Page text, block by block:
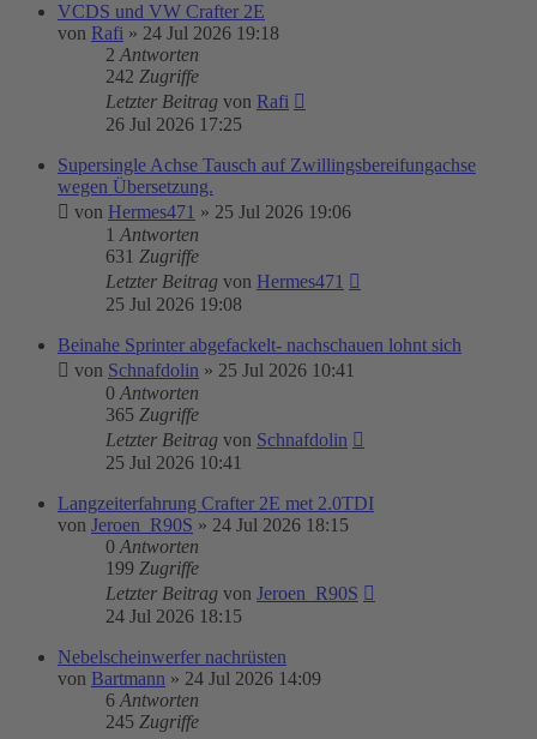
VCDS und VW Crafter 2E
von Rafi » 24 Jul 2026 19:18
2 Antworten
242 Zugriffe
Letzter Beitrag von Rafi
26 Jul 2026 17:25
Supersingle Achse Tausch auf Zwillingsbereifungachse
wegen Übersetzung.
von Hermes471 » 25 Jul 2026 19:06
1 Antworten
631 Zugriffe
Letzter Beitrag von Hermes471
25 Jul 2026 19:08
Beinahe Sprinter abgefackelt- nachschauen lohnt sich
von Schnafdolin » 25 Jul 2026 10:41
0 Antworten
365 Zugriffe
Letzter Beitrag von Schnafdolin
25 Jul 2026 10:41
Langzeiterfahrung Crafter 2E met 2.0TDI
von Jeroen_R90S » 24 Jul 2026 18:15
0 Antworten
199 Zugriffe
Letzter Beitrag von Jeroen_R90S
24 Jul 2026 18:15
Nebelscheinwerfer nachrüsten
von Bartmann » 24 Jul 2026 14:09
6 Antworten
245 Zugriffe